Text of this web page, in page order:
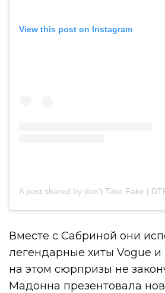
View this post on Instagram
Вместе с Сабриной они
легендарные хиты Vogue и
на этом сюрпризы не
Мадонна презентовала